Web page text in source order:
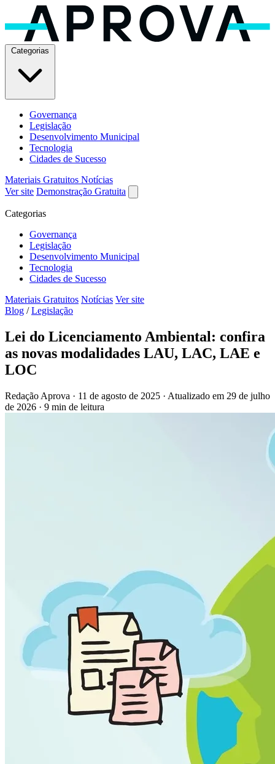
Governança
Legislação
Desenvolvimento Municipal
Tecnologia
Cidades de Sucesso
Materiais Gratuitos Notícias
Ver site Demonstração Gratuita
Categorias
Governança
Legislação
Desenvolvimento Municipal
Tecnologia
Cidades de Sucesso
Materiais Gratuitos Notícias Ver site
Blog / Legislação
Lei do Licenciamento Ambiental: confira
as novas modalidades LAU, LAC, LAE e
LOC
Redação Aprova · 11 de agosto de 2025 · Atualizado em 29 de julho
de 2026 · 9 min de leitura